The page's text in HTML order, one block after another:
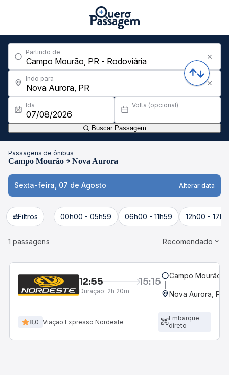
Partindo de
Indo para
Ida Volta (opcional)
Buscar Passagem
Passagens de ônibus
Campo Mourão Nova Aurora
Sexta-feira, 07 de Agosto Alterar data
Filtros 00h00 - 05h59 06h00 - 11h59 12h00 -
1 passagens Recomendado
12:55 15:15
Duração: 2h 20m
Campo Mourão,
Nova Aurora, PR
8,0 Viação Expresso Nordeste
Embarque
direto